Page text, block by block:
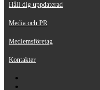
Håll dig uppdaterad
Media och PR
Medlemsföretag
Kontakter